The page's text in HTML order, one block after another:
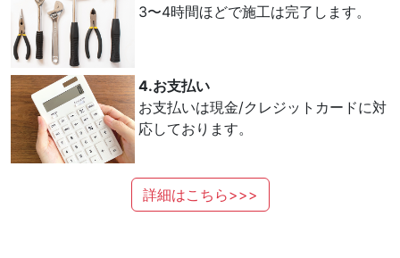
3〜4時間ほどで施工は完了します。
4.お支払い
お支払いは現金/クレジットカードに対
応しております。
詳細はこちら>>>